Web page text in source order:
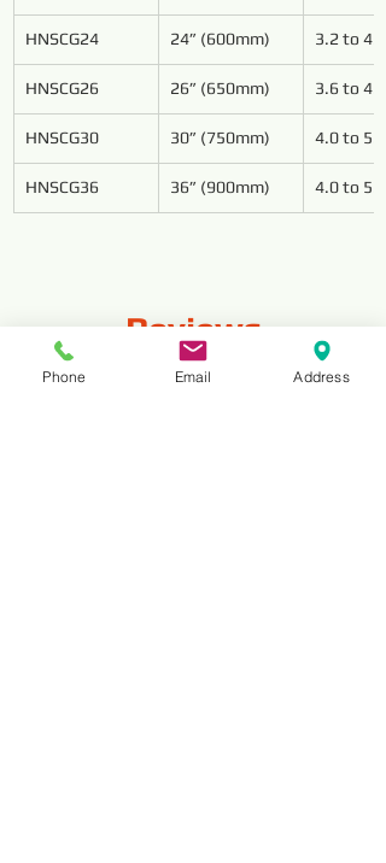
HNSCG24 24” (600mm) 3.2 to 4.8
HNSCG26 26” (650mm) 3.6 to 4.8
HNSCG30 30” (750mm) 4.0 to 5.4
HNSCG36 36” (900mm) 4.0 to 5.4
Reviews
Phone Email Address